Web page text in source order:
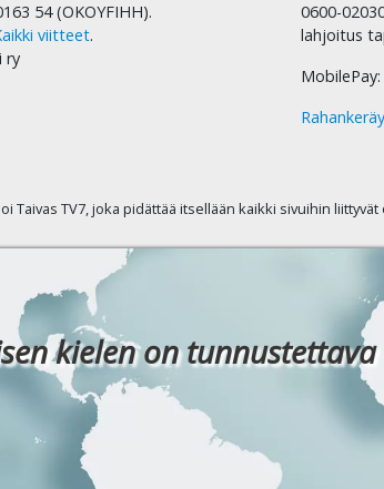
54 (OKOYFIHH).
viitteet.
ry
0600-
lahjoitus
MobilePay:
Taivas TV7, joka pidättää itsellään kaikki sivuihin
kielen on